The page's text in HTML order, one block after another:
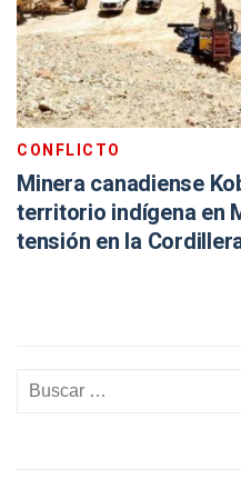
CONFLICTO
Minera canadiense
territorio indígena en
tensión en la